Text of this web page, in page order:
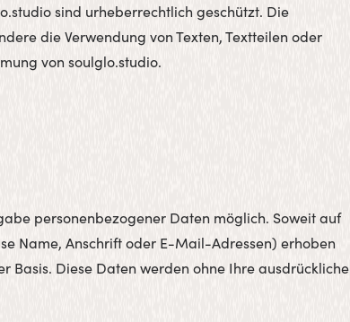
sind urheberrechtlich geschützt. Die
die Verwendung von Texten, Textteilen oder
von soulglo.studio.
personenbezogener Daten möglich. Soweit auf
Name, Anschrift oder E-Mail-Adressen) erhoben
Basis. Diese Daten werden ohne Ihre ausdrückliche